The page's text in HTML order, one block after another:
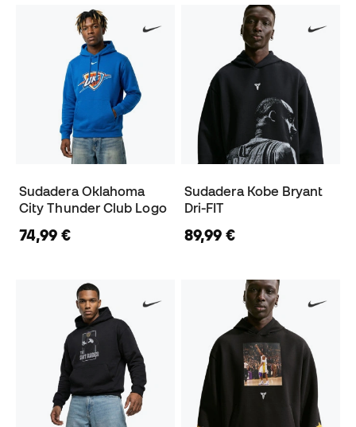
Sudadera Oklahoma
City Thunder Club Logo
74,99 €
Sudadera Kobe Bryant
Dri-FIT
89,99 €